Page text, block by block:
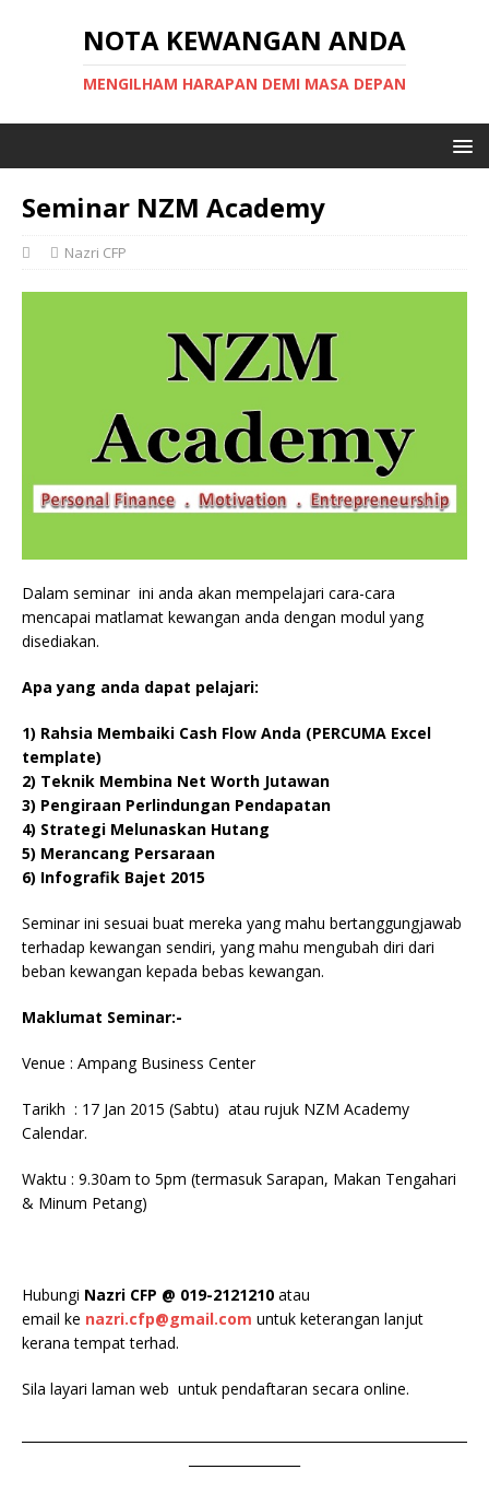
NOTA KEWANGAN ANDA
MENGILHAM HARAPAN DEMI MASA DEPAN
Seminar NZM Academy
Nazri CFP
Dalam seminar ini anda akan mempelajari cara-cara
mencapai matlamat kewangan anda dengan modul yang
disediakan.
Apa yang anda dapat pelajari:
1) Rahsia Membaiki Cash Flow Anda (PERCUMA Excel
template)
2) Teknik Membina Net Worth Jutawan
3) Pengiraan Perlindungan Pendapatan
4) Strategi Melunaskan Hutang
5) Merancang Persaraan
6) Infografik Bajet 2015
Seminar ini sesuai buat mereka yang mahu bertanggungjawab
terhadap kewangan sendiri, yang mahu mengubah diri dari
beban kewangan kepada bebas kewangan.
Maklumat Seminar:-
Venue : Ampang Business Center
Tarikh : 17 Jan 2015 (Sabtu) atau rujuk NZM Academy
Calendar.
Waktu : 9.30am to 5pm (termasuk Sarapan, Makan Tengahari
& Minum Petang)
Hubungi Nazri CFP @ 019-2121210 atau
email ke nazri.cfp@gmail.com untuk keterangan lanjut
kerana tempat terhad.
Sila layari laman web untuk pendaftaran secara online.